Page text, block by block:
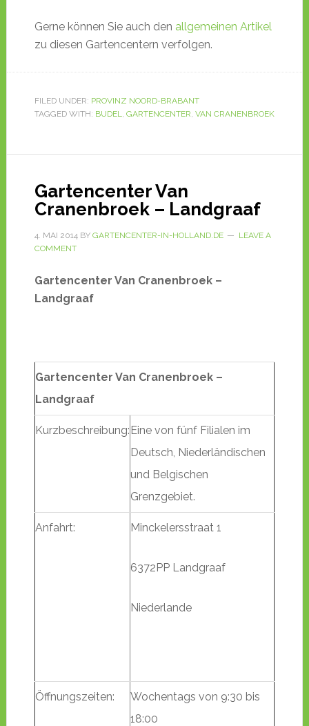
Gerne können Sie auch den allgemeinen Artikel
zu diesen Gartencentern verfolgen.
FILED UNDER: PROVINZ NOORD-BRABANT
TAGGED WITH: BUDEL, GARTENCENTER, VAN CRANENBROEK
Gartencenter Van
Cranenbroek – Landgraaf
4. MAI 2014BY GARTENCENTER-IN-HOLLAND.DE
LEAVE A
COMMENT
Gartencenter Van Cranenbroek –
Landgraaf
Gartencenter Van Cranenbroek –
Landgraaf
Kurzbeschreibung: Eine von fünf Filialen im
Deutsch, Niederländischen
und Belgischen
Grenzgebiet.
Anfahrt: Minckelersstraat 1
6372PP Landgraaf
Niederlande
Öffnungszeiten:
Wochentags von 9:30 bis
18:00